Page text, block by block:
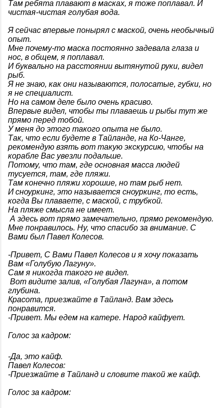
Там ребята плавают в масках, я тоже поплавал. И
чистая-чистая голубая вода.
Я сейчас впервые понырял с маской, очень необычный
опыт.
Мне почему-то маска постоянно задевала глаза и
нос, в общем, я поплавал.
И буквально на расстоянии вытянутой руки, видел
рыб.
Я не знаю, как они называются, полосатые, губки, но
я не специалист.
Но на самом деле было очень красиво.
Впервые видел, чтобы ты плаваешь и рыбы тут же
прямо перед тобой.
У меня до этого такого опыта не было.
Так, что если будете в Тайланде, на Ко-Чанге,
рекомендую взять вот такую экскурсию, чтобы на
корабле Вас увезли подальше.
Потому, что там, где основная масса людей
тусуетcя, там, где пляжи.
Там конечно пляжи хорошие, но там рыб нет.
И сноуркинг, это называется сноуркинг, то есть,
когда Вы плаваете, с маской, с трубкой.
На пляже смысла не имеет.
А здесь вот прямо замечательно, прямо рекомендую.
Мне понравилось. Ну, что спасибо за внимание. С
Вами был Павел Колесов.
-Привет, С Вами Павел Колесов и я хочу показать
Вам «Голубую Лагуну».
Сам я никогда такого не видел.
Вот видите залив, «Голубая Лагуна», а потом
глубина.
Красота, приезжайте в Тайланд. Вам здесь
понравится.
-Привет. Мы едем на катере. Народ кайфует.
Голос за кадром:
-Да, это кайф.
Павел Колесов:
-Приезжайте в Тайланд и словите такой же кайф.
Голос за кадром: